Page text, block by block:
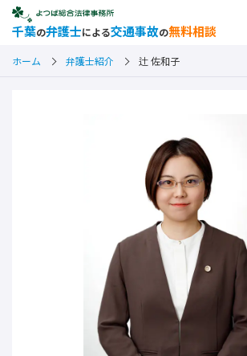
千葉の弁護士による交通事故の無料相談
ホーム 弁護士紹介 辻 佐和子